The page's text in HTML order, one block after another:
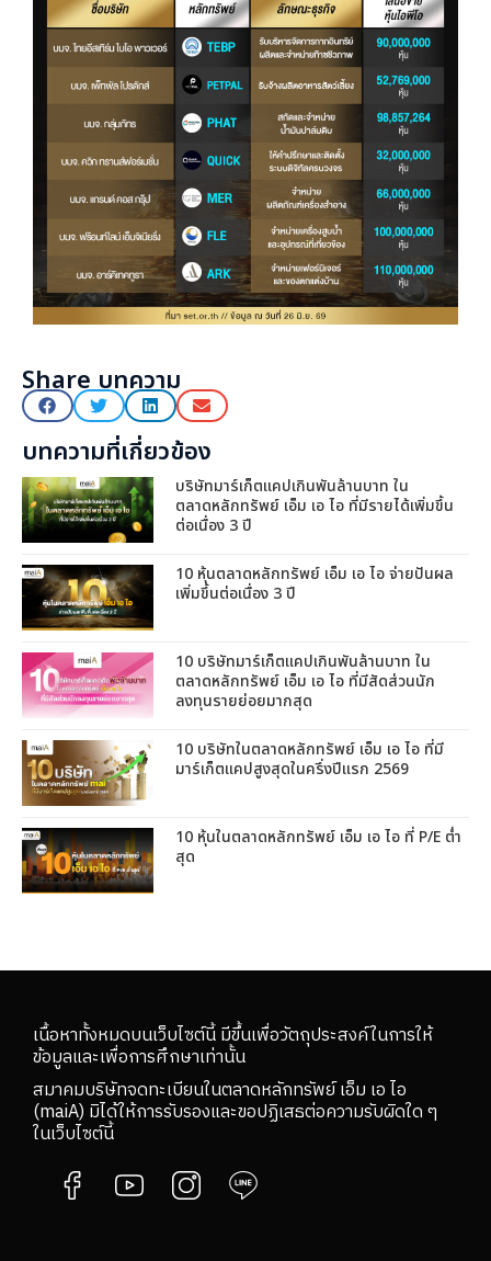
Share บทความ
บทความที่เกี่ยวข้อง
บริษัทมาร์เก็ตแคปเกินพันล้านบาท ใน
ตลาดหลักทรัพย์ เอ็ม เอ ไอ ที่มีรายได้เพิ่มขึ้น
ต่อเนื่อง 3 ปี
10 หุ้นตลาดหลักทรัพย์ เอ็ม เอ ไอ จ่ายปันผล
เพิ่มขึ้นต่อเนื่อง 3 ปี
10 บริษัทมาร์เก็ตแคปเกินพันล้านบาท ใน
ตลาดหลักทรัพย์ เอ็ม เอ ไอ ที่มีสัดส่วนนัก
ลงทุนรายย่อยมากสุด
10 บริษัทในตลาดหลักทรัพย์ เอ็ม เอ ไอ ที่มี
มาร์เก็ตแคปสูงสุดในครึ่งปีแรก 2569
10 หุ้นในตลาดหลักทรัพย์ เอ็ม เอ ไอ ที่ P/E ต่ำ
สุด
เนื้อหาทั้งหมดบนเว็บไซต์นี้ มีขึ้นเพื่อวัตถุประสงค์ในการให้
ข้อมูลและเพื่อการศึกษาเท่านั้น
สมาคมบริษัทจดทะเบียนในตลาดหลักทรัพย์ เอ็ม เอ ไอ
(maiA) มิได้ให้การรับรองและขอปฏิเสธต่อความรับผิดใด ๆ
ในเว็บไซต์นี้